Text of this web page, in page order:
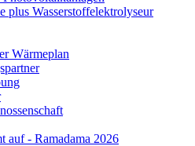
plus Wasserstoffelektrolyseur
Wärmeplan
auf - Ramadama 2026